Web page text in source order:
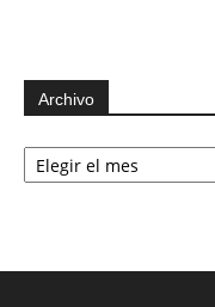
Archivo
Archivo